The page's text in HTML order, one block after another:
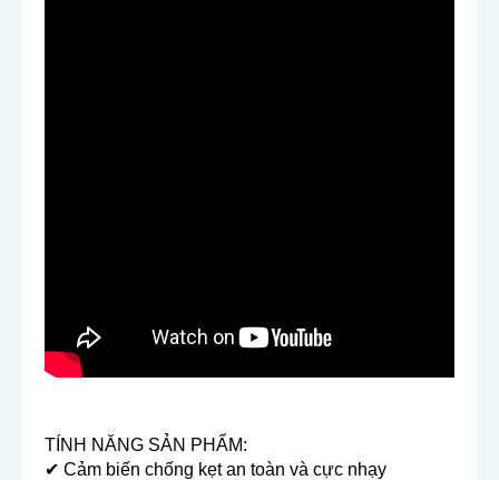
TÍNH NĂNG SẢN PHẨM:
✔ Cảm biến chống kẹt an toàn và cực nhạy